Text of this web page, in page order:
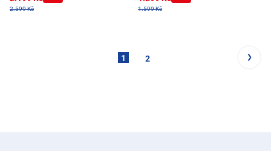
2.599 Kč
1.599 Kč
1 2